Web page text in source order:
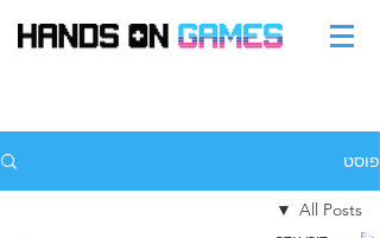
פוסט
All Posts